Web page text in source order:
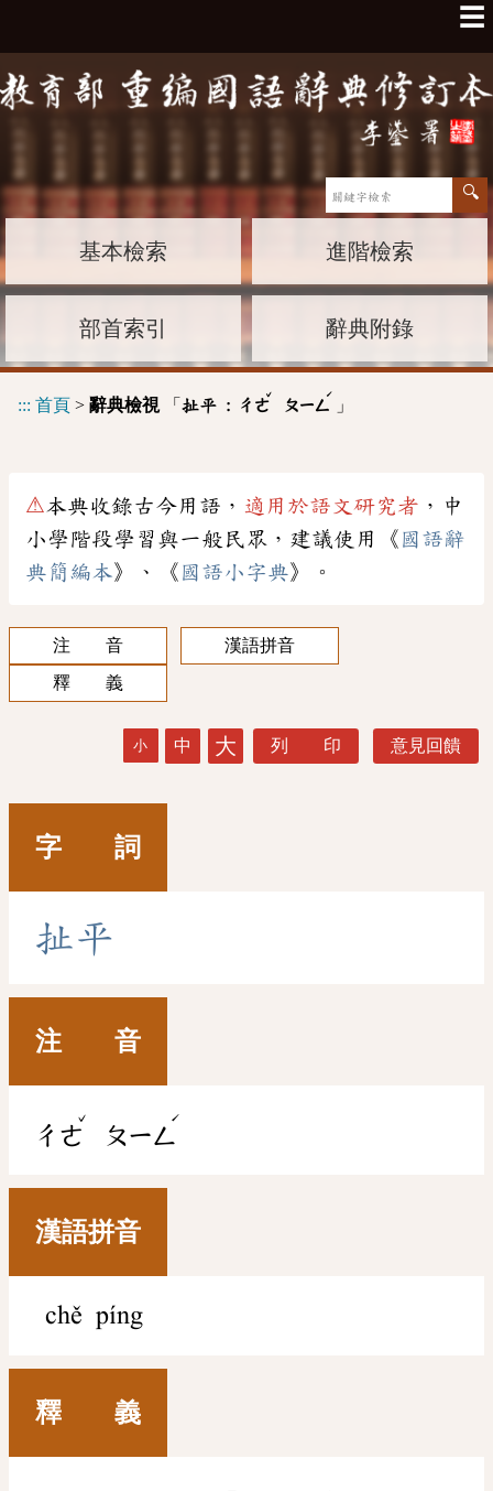
☰
基本檢索 進階檢索
部首索引 辭典附錄
::: 首頁 > 辭典檢視「 扯平 : ㄔㄜ
ˇ
ㄆㄧㄥ
ˊ
」
⚠本典收錄古今用語， 適用於語文研究者 ，中
小學階段學習與一般民眾，建議使用《 國語辭
典簡編本》、《 國語小字典》。
注 音
漢語拼音
釋 義
小 中 大 列 印 意見回饋
字 詞
扯平
注 音
ㄔㄜ
ˇ
ㄆㄧㄥ
ˊ
漢語拼音
chě píng
釋 義